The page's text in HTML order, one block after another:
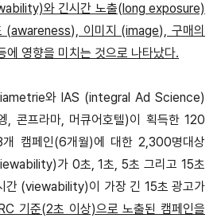
와 긴시간 노출(long exposure)
(awareness), 이미지 (image), 구매의
영향을 미치는 것으로 나타났다.
와 IAS (integral Ad Science)
, 콘프라마, 머큐어호텔)이 획득한 120
캠페인(6개월)에 대한 2,300명대상
가 0초, 1초, 5초 그리고 15초
간 (viewability)이 가장 긴 15초 광고가
기준(2초 이상)으로 노출된 캠페인을